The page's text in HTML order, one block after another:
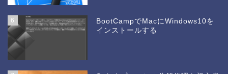
6
BootCampでMacにWindows10を
インストールする